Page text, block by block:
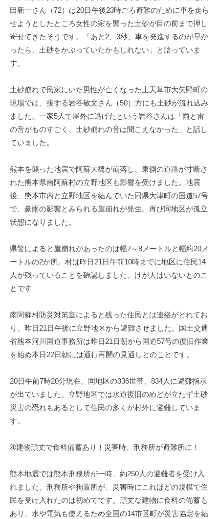
田新一さん（72）は20日午後23時ごろ避難のために車を走ら
せようとしたところ女性の家を襲った土砂が目の前まで押し
寄せてきたそうです。「あと2、3秒、車を発進するのが早か
ったら、土砂をかぶっていたかもしれない」と語っていま
す。
土砂崩れで民家にいた男性が亡くなった上天草市大矢野町の
現場では、接する岩谷敏文さん（50）方にも土砂が流れ込み
ました。一家5人で屋外に逃げたという岩谷さんは「雨と雷
の音がものすごく、土砂崩れの音は聞こえなかった」と話し
ていました。
熊本を襲った地震で阿蘇大橋が崩落し、東側の道路が寸断さ
れた熊本県南阿蘇村の立野地区も影響を受けました。地震
後、熊本市内と立野地区を結んでいた同県大津町の国道57号
で、豪雨の影響とみられる崖崩れが発生。再び同地区が孤立
状態になりました。
県警によると崖崩れがあったのは幅7～8メートルと幅約20メ
ートルの2か所。村は昨日21日午前10時までに地区に住民14
人が残っていることを確認しました。けが人はいないとのこ
とです
南阿蘇村防災対策室によると残った住民とは連絡がとれてお
り、昨日21日午後に立野地区から避難させました。国土交通
省熊本河川国道事務所は昨日21日朝から国道57号の復旧作業
を始め本日22日朝には通行再開の見通しとのことです。
20日午前7時20分現在、同地区の336世帯、834人に避難指示
が出ていました。立野地区では水道復旧のめどが立たず土砂
災害の恐れもあるとして住民の多くが村外に避難していま
す。
➃建物頑丈で食料備蓄あり！災害時、刑務所が避難所に！
熊本地震では熊本刑務所が一時、約250人の避難者を受け入
れました。刑務所や拘置所が、災害時にこれほどの規模で住
民を受け入れたのは初めてです。頑丈な建物に食料の備蓄も
あり、水や電気も使えるため全国の14市区町が災害協定を結